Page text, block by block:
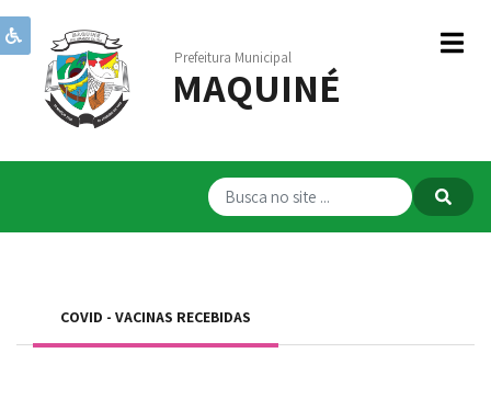
Prefeitura Municipal
MAQUINÉ
Institucional
Governo
ServiçosCOVID - VACINAS RECEBIDAS